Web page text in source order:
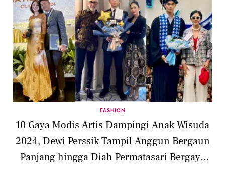
FASHION
10 Gaya Modis Artis Dampingi Anak Wisuda
2024, Dewi Perssik Tampil Anggun Bergaun
Panjang hingga Diah Permatasari Bergaya